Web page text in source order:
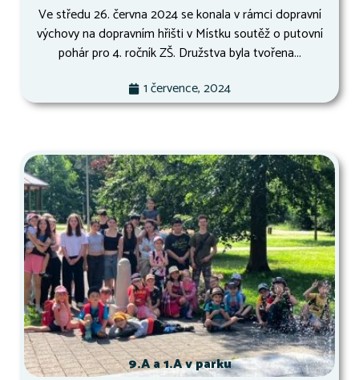
Ve středu 26. června 2024 se konala v rámci dopravní
výchovy na dopravním hřišti v Místku soutěž o putovní
pohár pro 4. ročník ZŠ. Družstva byla tvořena...
1 července, 2024
9.A a 1.A v parku